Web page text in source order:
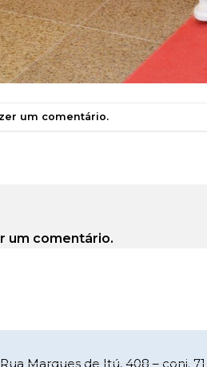
um comentário.
um comentário.
Rua Marques de Itú, 408 – conj. 71